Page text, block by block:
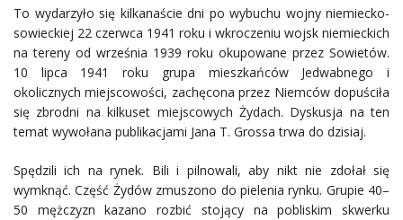
To wydarzyło się kilkanaście dni po wybuchu wojny niemiecko-
sowieckiej 22 czerwca 1941 roku i wkroczeniu wojsk niemieckich
na tereny od września 1939 roku okupowane przez Sowietów.
10 lipca 1941 roku grupa mieszkańców Jedwabnego i
okolicznych miejscowości, zachęcona przez Niemców dopuściła
się zbrodni na kilkuset miejscowych Żydach. Dyskusja na ten
temat wywołana publikacjami Jana T. Grossa trwa do dzisiaj.
Spędzili ich na rynek. Bili i pilnowali, aby nikt nie zdołał się
wymknąć. Część Żydów zmuszono do pielenia rynku. Grupie 40–
50 mężczyzn kazano rozbić stojący na pobliskim skwerku